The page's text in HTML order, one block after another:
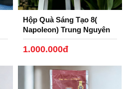
Hộp Quà Sáng Tạo 8(
Napoleon) Trung Nguyên
1.000.000đ